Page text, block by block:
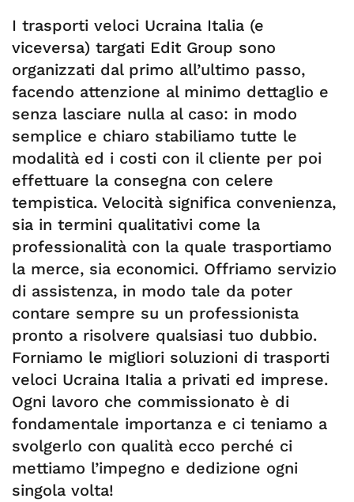
I trasporti veloci Ucraina Italia (e
viceversa) targati Edit Group sono
organizzati dal primo all’ultimo passo,
facendo attenzione al minimo dettaglio e
senza lasciare nulla al caso: in modo
semplice e chiaro stabiliamo tutte le
modalità ed i costi con il cliente per poi
effettuare la consegna con celere
tempistica. Velocità significa convenienza,
sia in termini qualitativi come la
professionalità con la quale trasportiamo
la merce, sia economici. Offriamo servizio
di assistenza, in modo tale da poter
contare sempre su un professionista
pronto a risolvere qualsiasi tuo dubbio.
Forniamo le migliori soluzioni di trasporti
veloci Ucraina Italia a privati ed imprese.
Ogni lavoro che commissionato è di
fondamentale importanza e ci teniamo a
svolgerlo con qualità ecco perché ci
mettiamo l’impegno e dedizione ogni
singola volta!